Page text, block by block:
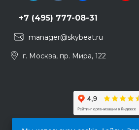
+7 (495) 777-08-31
manager@skybeat.ru
г. Москва, пр. Мира, 122